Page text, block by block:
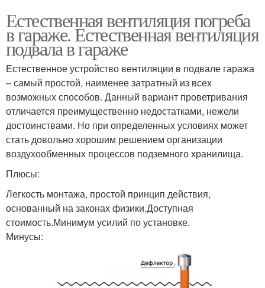
Естественная вентиляция погреба
в гараже. Естественная вентиляция
подвала в гараже
Естественное устройство вентиляции в подвале гаража
– самый простой, наименее затратный из всех
возможных способов. Данный вариант проветривания
отличается преимущественно недостатками, нежели
достоинствами. Но при определенных условиях может
стать довольно хорошим решением организации
воздухообменных процессов подземного хранилища.
Плюсы:
Легкость монтажа, простой принцип действия,
основанный на законах физики.Доступная
стоимость.Минимум усилий по установке.
Минусы: